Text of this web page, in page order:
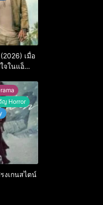
เมื่อ
จในแอ็
ญ Horror
งเกนสไตน์